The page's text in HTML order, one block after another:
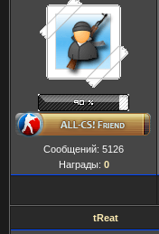
Сообщений: 5126
Награды: 0
tReat